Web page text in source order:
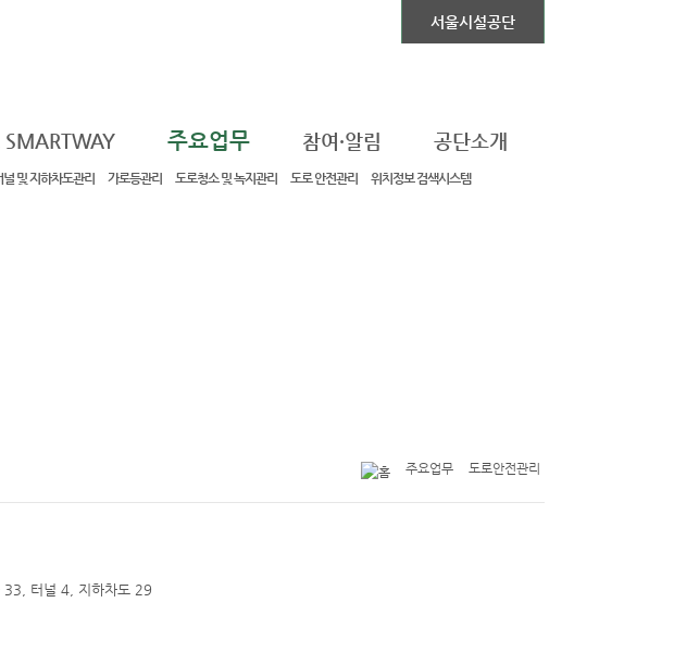
서울시설공단
SMARTWAY 주요업무
널 및 지하차도관리 가로등관리 도로청소 및 녹지관리 도로 안전관리
위치정보 검색시스템
참여·알림 공단소개
주요업무 도로안전관리
33, 터널 4, 지하차도 29